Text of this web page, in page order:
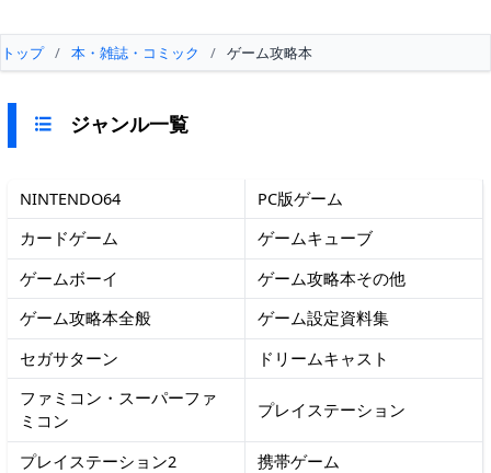
トップ / 本・雑誌・コミック / ゲーム攻略本
ジャンル一覧
NINTENDO64
PC版ゲーム
カードゲーム
ゲームキューブ
ゲームボーイ
ゲーム攻略本その他
ゲーム攻略本全般
ゲーム設定資料集
セガサターン
ドリームキャスト
ファミコン・スーパーファ
ミコン
プレイステーション
プレイステーション2 携帯ゲーム